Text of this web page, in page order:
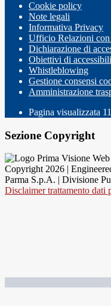
Cookie policy
Note legali
Informativa Privacy
Ufficio Relazioni
Dichiarazione di
Obiettivi di
Whistleblowing
Gestione consensi
Amministrazione
Pagina visualizzata
Sezione Copyright
Copyright 2026 |
Parma S.p.A. | Divisione
Disclaimer trattamento dati